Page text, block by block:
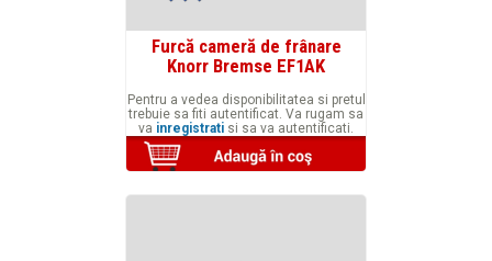
Furcă cameră de frânare
Knorr Bremse EF1AK
Pentru a vedea disponibilitatea si pretul
trebuie sa fiti autentificat. Va rugam sa
va inregistrati si sa va autentificati.